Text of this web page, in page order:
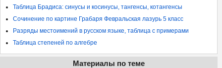
Таблица Брадиса: синусы и косинусы, тангенсы, котангенсы
Сочинение по картине Грабаря Февральская лазурь 5 класс
Разряды местоимений в русском языке, таблица с примерами
Таблица степеней по алгебре
Материалы по теме